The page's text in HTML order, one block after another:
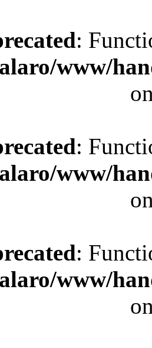
:
www/
:
www/
:
www/